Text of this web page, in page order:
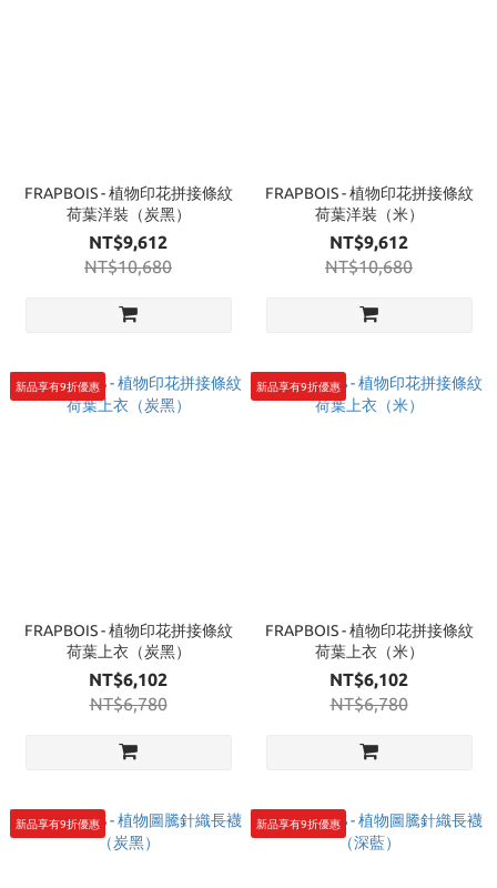
FRAPBOIS - 植物印花拼接條紋
荷葉洋裝（炭黑）
NT$9,612
NT$10,680
FRAPBOIS - 植物印花拼接條紋
荷葉洋裝（米）
NT$9,612
NT$10,680
新品享有9折優惠
FRAPBOIS - 植物印花拼接條紋
荷葉上衣（炭黑）
NT$6,102
NT$6,780
新品享有9折優惠
FRAPBOIS - 植物印花拼接條紋
荷葉上衣（米）
NT$6,102
NT$6,780
新品享有9折優惠 新品享有9折優惠